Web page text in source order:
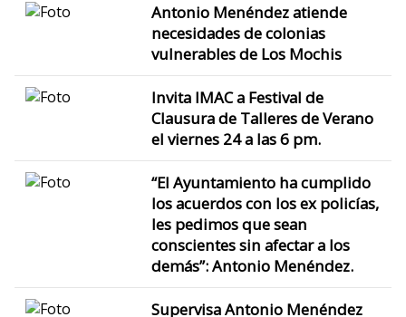
Antonio Menéndez atiende
necesidades de colonias
vulnerables de Los Mochis
Invita IMAC a Festival de
Clausura de Talleres de Verano
el viernes 24 a las 6 pm.
“El Ayuntamiento ha cumplido
los acuerdos con los ex policías,
les pedimos que sean
conscientes sin afectar a los
demás”: Antonio Menéndez.
Supervisa Antonio Menéndez